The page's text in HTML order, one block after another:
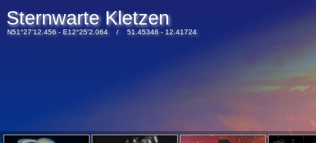
Sternwarte Kletzen
N51°27'12.456 - E12°25'2.064 / 51.45346 - 12.41724